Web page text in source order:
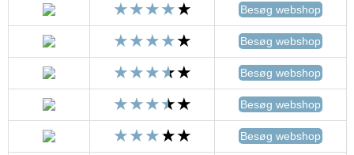
Besøg webshop
Besøg webshop
Besøg webshop
Besøg webshop
Besøg webshop